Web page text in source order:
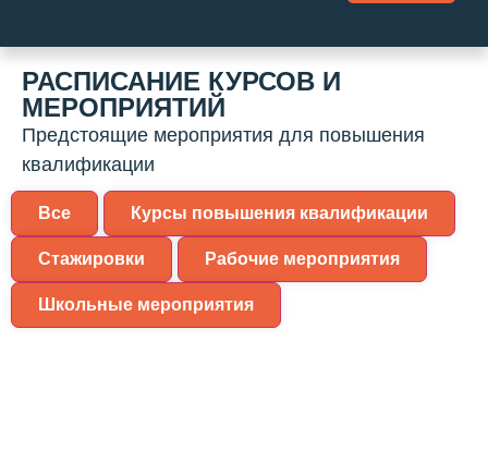
РАСПИСАНИЕ КУРСОВ И
МЕРОПРИЯТИЙ
Предстоящие мероприятия для повышения
квалификации
Все Курсы повышения квалификации
Стажировки Рабочие мероприятия
Школьные мероприятия